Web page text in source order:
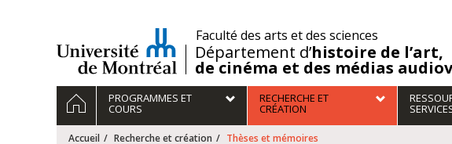
/Faculté des arts et des sciences
Département d’histoire de l’art,
de cinéma et des médias
Navigation
principale
ACCUEILPROGRAMMES ET
COURS
RECHERCHE ET
CRÉATION
Accueil Recherche et création Thèses et mémoires